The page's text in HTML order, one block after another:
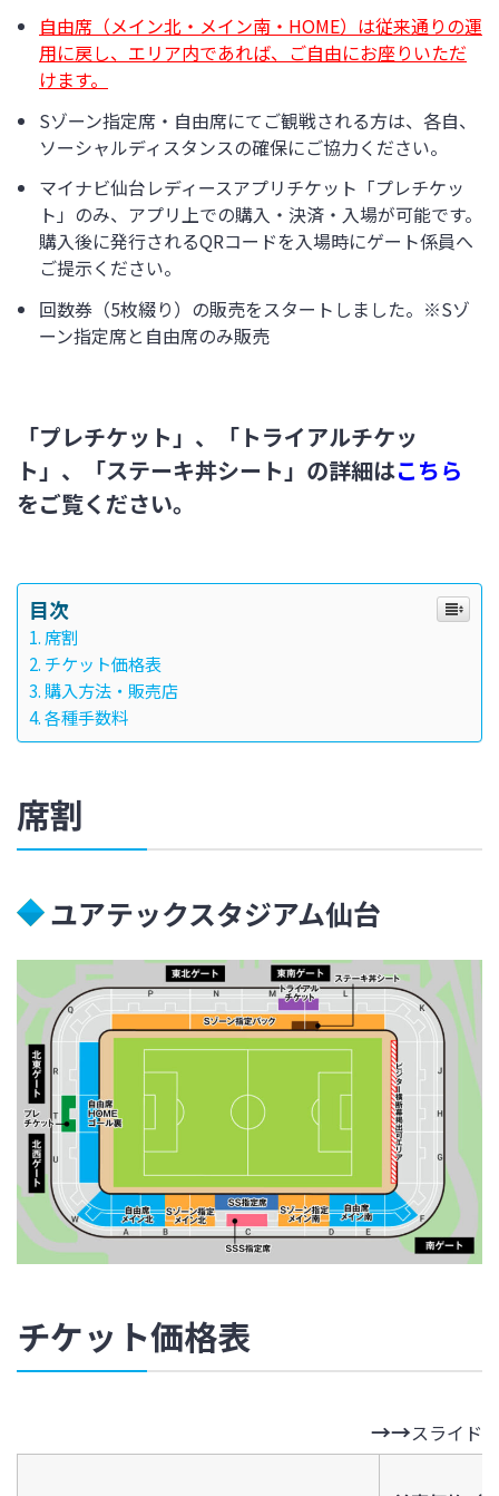
自由席（メイン北・メイン南・HOME）は従来通りの運
用に戻し、エリア内であれば、ご自由にお座りいただ
けます。
Sゾーン指定席・自由席にてご観戦される方は、各自、
ソーシャルディスタンスの確保にご協力ください。
マイナビ仙台レディースアプリチケット「プレチケッ
ト」のみ、アプリ上での購入・決済・入場が可能です。
購入後に発行されるQRコードを入場時にゲート係員へ
ご提示ください。
回数券（5枚綴り）の販売をスタートしました。※Sゾ
ーン指定席と自由席のみ販売
「プレチケット」、「トライアルチケッ
ト」、「ステーキ丼シート」の詳細はこちら
をご覧ください。
目次
席割
チケット価格表
購入方法・販売店
各種手数料
席割
ユアテックスタジアム仙台
チケット価格表
スライド